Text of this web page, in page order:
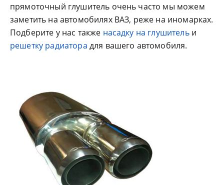
прямоточный глушитель очень часто мы можем
заметить на автомобилях ВАЗ, реже на иномарках.
Подберите у нас также насадку на глушительи
решетку радиатора для вашего автомобиля.